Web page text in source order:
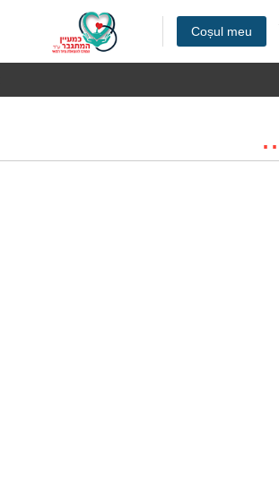
Coșul meu